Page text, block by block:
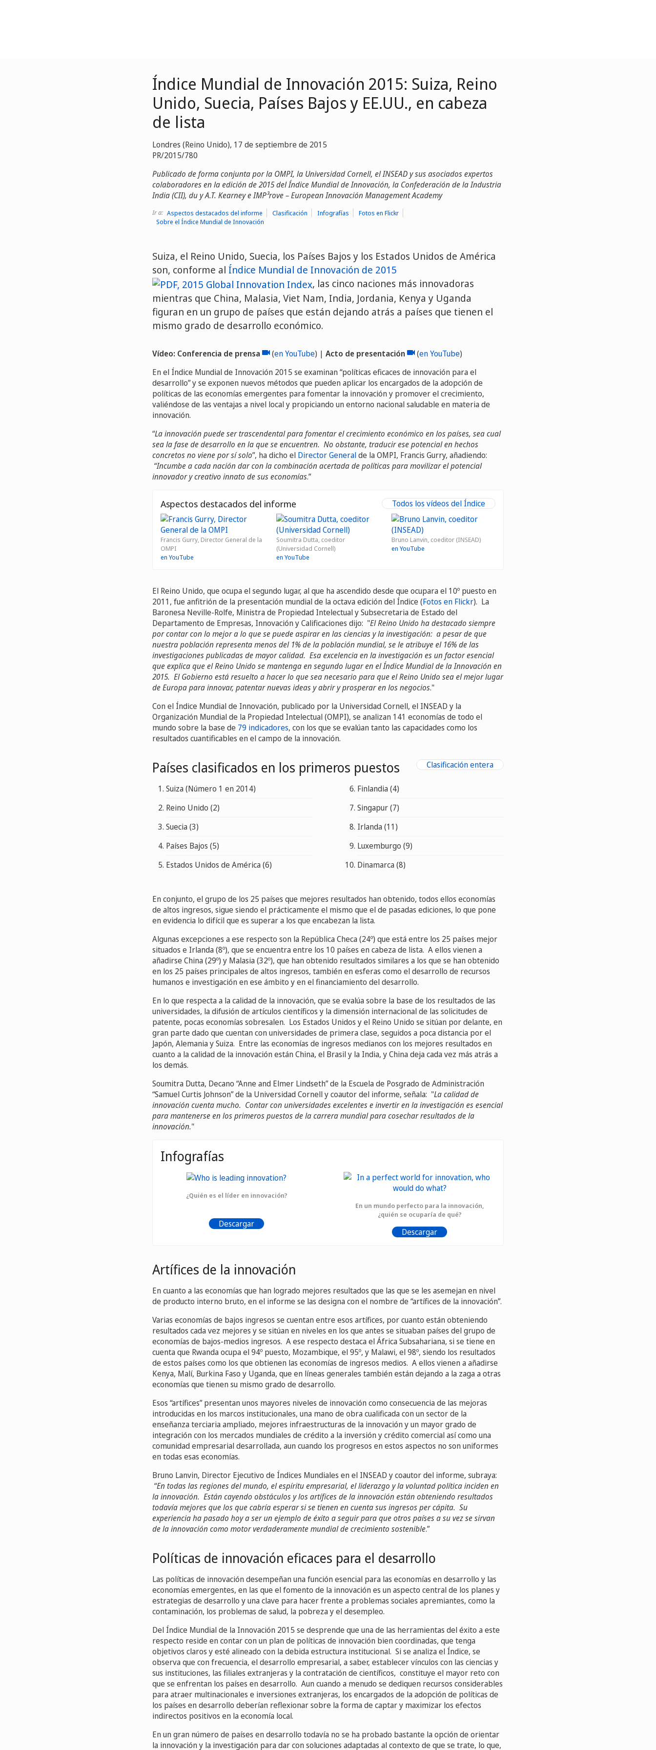
Índice Mundial de Innovación 2015: Suiza, Reino
Unido, Suecia, Países Bajos y EE.UU., en cabeza
de lista
Londres (Reino Unido), 17 de septiembre de 2015
PR/2015/780
Publicado de forma conjunta por la OMPI, la Universidad Cornell, el INSEAD y sus asociados expertos
colaboradores en la edición de 2015 del Índice Mundial de Innovación, la Confederación de la Industria
India (CII), du y A.T. Kearney e IMP³rove – European Innovación Management Academy
Ir a: Aspectos destacados del informe Clasificación Infografías
Fotos en Flickr
Sobre el Índice Mundial de Innovación
Suiza, el Reino Unido, Suecia, los Países Bajos y los Estados Unidos de América
son, conforme al Índice Mundial de Innovación de 2015
, las cinco naciones más innovadoras
mientras que China, Malasia, Viet Nam, India, Jordania, Kenya y Uganda
figuran en un grupo de países que están dejando atrás a países que tienen el
mismo grado de desarrollo económico.
Vídeo: Conferencia de prensaVideo(en YouTube) | Acto de presentaciónVideo(en YouTube)
En el Índice Mundial de Innovación 2015 se examinan “políticas eficaces de innovación para el
desarrollo” y se exponen nuevos métodos que pueden aplicar los encargados de la adopción de
políticas de las economías emergentes para fomentar la innovación y promover el crecimiento,
valiéndose de las ventajas a nivel local y propiciando un entorno nacional saludable en materia de
innovación.
“La innovación puede ser trascendental para fomentar el crecimiento económico en los países, sea cual
sea la fase de desarrollo en la que se encuentren. No obstante, traducir ese potencial en hechos
concretos no viene por sí solo”, ha dicho el Director Generalde la OMPI, Francis Gurry, añadiendo:
“Incumbe a cada nación dar con la combinación acertada de políticas para movilizar el potencial
innovador y creativo innato de sus economías.”
Aspectos destacados del informe Todos los vídeos del Índice
Francis Gurry, Director General de la
OMPI
en YouTube
Soumitra Dutta, coeditor
(Universidad Cornell)
en YouTube
Bruno Lanvin, coeditor (INSEAD)
en YouTube
El Reino Unido, que ocupa el segundo lugar, al que ha ascendido desde que ocupara el 10º puesto en
2011, fue anfitrión de la presentación mundial de la octava edición del Índice (Fotos en Flickr). La
Baronesa Neville-Rolfe, Ministra de Propiedad Intelectual y Subsecretaria de Estado del
Departamento de Empresas, Innovación y Calificaciones dijo: "El Reino Unido ha destacado siempre
por contar con lo mejor a lo que se puede aspirar en las ciencias y la investigación: a pesar de que
nuestra población representa menos del 1% de la población mundial, se le atribuye el 16% de las
investigaciones publicadas de mayor calidad. Esa excelencia en la investigación es un factor esencial
que explica que el Reino Unido se mantenga en segundo lugar en el Índice Mundial de la Innovación en
2015. El Gobierno está resuelto a hacer lo que sea necesario para que el Reino Unido sea el mejor lugar
de Europa para innovar, patentar nuevas ideas y abrir y prosperar en los negocios."
Con el Índice Mundial de Innovación, publicado por la Universidad Cornell, el INSEAD y la
Organización Mundial de la Propiedad Intelectual (OMPI), se analizan 141 economías de todo el
mundo sobre la base de 79 indicadores, con los que se evalúan tanto las capacidades como los
resultados cuantificables en el campo de la innovación.
Países clasificados en los primeros puestos Clasificación entera
Suiza (Número 1 en 2014)
Reino Unido (2)
Suecia (3)
Países Bajos (5)
Estados Unidos de América (6)
Finlandia (4)
Singapur (7)
Irlanda (11)
Luxemburgo (9)
Dinamarca (8)
En conjunto, el grupo de los 25 países que mejores resultados han obtenido, todos ellos economías
de altos ingresos, sigue siendo el prácticamente el mismo que el de pasadas ediciones, lo que pone
en evidencia lo difícil que es superar a los que encabezan la lista.
Algunas excepciones a ese respecto son la República Checa (24º) que está entre los 25 países mejor
situados e Irlanda (8º), que se encuentra entre los 10 países en cabeza de lista. A ellos vienen a
añadirse China (29º) y Malasia (32º), que han obtenido resultados similares a los que se han obtenido
en los 25 países principales de altos ingresos, también en esferas como el desarrollo de recursos
humanos e investigación en ese ámbito y en el financiamiento del desarrollo.
En lo que respecta a la calidad de la innovación, que se evalúa sobre la base de los resultados de las
universidades, la difusión de artículos científicos y la dimensión internacional de las solicitudes de
patente, pocas economías sobresalen. Los Estados Unidos y el Reino Unido se sitúan por delante, en
gran parte dado que cuentan con universidades de primera clase, seguidos a poca distancia por el
Japón, Alemania y Suiza. Entre las economías de ingresos medianos con los mejores resultados en
cuanto a la calidad de la innovación están China, el Brasil y la India, y China deja cada vez más atrás a
los demás.
Soumitra Dutta, Decano “Anne and Elmer Lindseth” de la Escuela de Posgrado de Administración
“Samuel Curtis Johnson” de la Universidad Cornell y coautor del informe, señala: "La calidad de
innovación cuenta mucho. Contar con universidades excelentes e invertir en la investigación es esencial
para mantenerse en los primeros puestos de la carrera mundial para cosechar resultados de la
innovación."
Infografías
¿Quién es el líder en innovación?
Descargar
En un mundo perfecto para la innovación,
¿quién se ocuparía de qué?
Descargar
Artífices de la innovación
En cuanto a las economías que han logrado mejores resultados que las que se les asemejan en nivel
de producto interno bruto, en el informe se las designa con el nombre de “artífices de la innovación”.
Varias economías de bajos ingresos se cuentan entre esos artífices, por cuanto están obteniendo
resultados cada vez mejores y se sitúan en niveles en los que antes se situaban países del grupo de
economías de bajos-medios ingresos. A ese respecto destaca el África Subsahariana, si se tiene en
cuenta que Rwanda ocupa el 94º puesto, Mozambique, el 95º, y Malawi, el 98º, siendo los resultados
de estos países como los que obtienen las economías de ingresos medios. A ellos vienen a añadirse
Kenya, Malí, Burkina Faso y Uganda, que en líneas generales también están dejando a la zaga a otras
economías que tienen su mismo grado de desarrollo.
Esos “artífices” presentan unos mayores niveles de innovación como consecuencia de las mejoras
introducidas en los marcos institucionales, una mano de obra cualificada con un sector de la
enseñanza terciaria ampliado, mejores infraestructuras de la innovación y un mayor grado de
integración con los mercados mundiales de crédito a la inversión y crédito comercial así como una
comunidad empresarial desarrollada, aun cuando los progresos en estos aspectos no son uniformes
en todas esas economías.
Bruno Lanvin, Director Ejecutivo de Índices Mundiales en el INSEAD y coautor del informe, subraya:
“En todas las regiones del mundo, el espíritu empresarial, el liderazgo y la voluntad política inciden en
la innovación. Están cayendo obstáculos y los artífices de la innovación están obteniendo resultados
todavía mejores que los que cabría esperar si se tienen en cuenta sus ingresos per cápita. Su
experiencia ha pasado hoy a ser un ejemplo de éxito a seguir para que otros países a su vez se sirvan
de la innovación como motor verdaderamente mundial de crecimiento sostenible.”
Políticas de innovación eficaces para el desarrollo
Las políticas de innovación desempeñan una función esencial para las economías en desarrollo y las
economías emergentes, en las que el fomento de la innovación es un aspecto central de los planes y
estrategias de desarrollo y una clave para hacer frente a problemas sociales apremiantes, como la
contaminación, los problemas de salud, la pobreza y el desempleo.
Del Índice Mundial de la Innovación 2015 se desprende que una de las herramientas del éxito a este
respecto reside en contar con un plan de políticas de innovación bien coordinadas, que tenga
objetivos claros y esté alineado con la debida estructura institucional. Si se analiza el Índice, se
observa que con frecuencia, el desarrollo empresarial, a saber, establecer vínculos con las ciencias y
sus instituciones, las filiales extranjeras y la contratación de científicos, constituye el mayor reto con
que se enfrentan los países en desarrollo. Aun cuando a menudo se dediquen recursos considerables
para atraer multinacionales e inversiones extranjeras, los encargados de la adopción de políticas de
los países en desarrollo deberían reflexionar sobre la forma de captar y maximizar los efectos
indirectos positivos en la economía local.
En un gran número de países en desarrollo todavía no se ha probado bastante la opción de orientar
la innovación y la investigación para dar con soluciones adaptadas al contexto de que se trate, lo que,